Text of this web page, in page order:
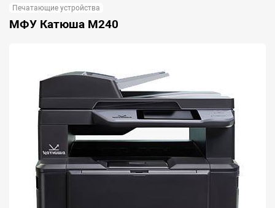
Устройство:
Печатающие устройства
МФУ Катюша M240